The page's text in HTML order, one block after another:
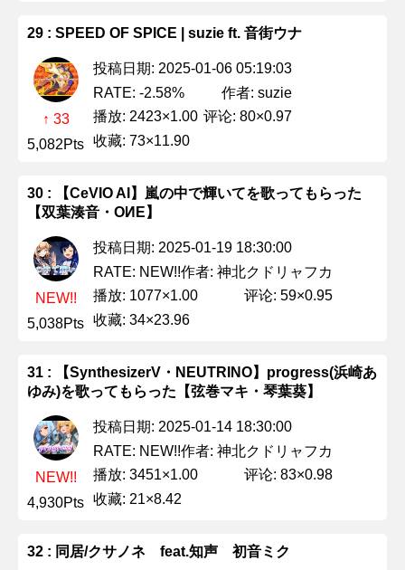
29 : SPEED OF SPICE | suzie ft. 音街ウナ
↑ 33
5,082Pts
投稿日期: 2025-01-06 05:19:03
RATE: -2.58%
作者: suzie
播放: 2423×1.00 评论: 80×0.97
收藏: 73×11.90
30 : 【CeVIO AI】嵐の中で輝いてを歌ってもらった
【双葉湊音・OИE】
NEW!!
5,038Pts
投稿日期: 2025-01-19 18:30:00
RATE: NEW!!作者: 神北クドリャフカ
播放: 1077×1.00
评论: 59×0.95
收藏: 34×23.96
31 : 【SynthesizerV・NEUTRINO】progress(浜崎あ
ゆみ)を歌ってもらった【弦巻マキ・琴葉葵】
NEW!!
4,930Pts
投稿日期: 2025-01-14 18:30:00
RATE: NEW!!作者: 神北クドリャフカ
播放: 3451×1.00
评论: 83×0.98
收藏: 21×8.42
32 : 同居/クサノネ feat.知声 初音ミク